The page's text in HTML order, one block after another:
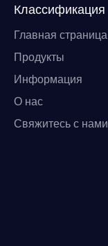
Классификация
Главная страница
Продукты
Информация
О нас
Свяжитесь с нами